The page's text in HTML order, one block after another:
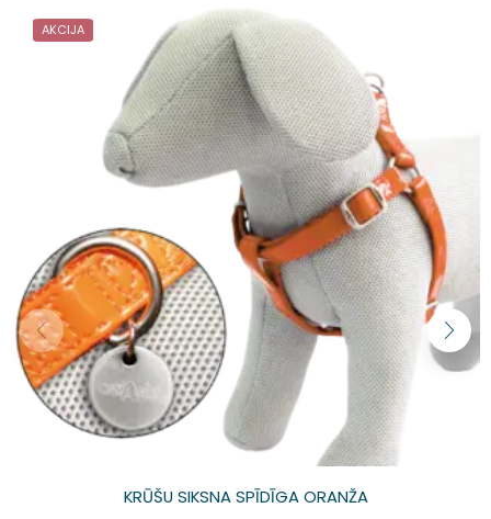
AKCIJA
KRŪŠU SIKSNA SPĪDĪGA ORANŽA